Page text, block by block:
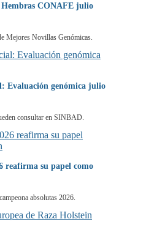
Hembras CONAFE julio
Mejores Novillas Genómicas.
Evaluación genómica
Evaluación genómica julio
consultar en SINBAD.
reafirma su papel
reafirma su papel como
absolutas 2026.
de Raza Holstein